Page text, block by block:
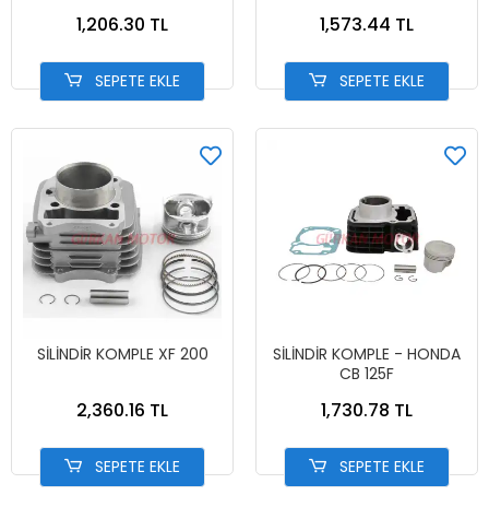
1,206.30 TL
SEPETE EKLE
1,573.44 TL
SEPETE EKLE
SİLİNDİR KOMPLE XF 200
2,360.16 TL
SEPETE EKLE
SİLİNDİR KOMPLE - HONDA
CB 125F
1,730.78 TL
SEPETE EKLE